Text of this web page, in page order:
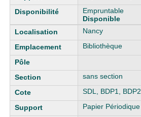
Empruntable
Disponible
Nancy
Bibliothèque
sans section
SDL, BDP1, BDP2
Papier Périodique